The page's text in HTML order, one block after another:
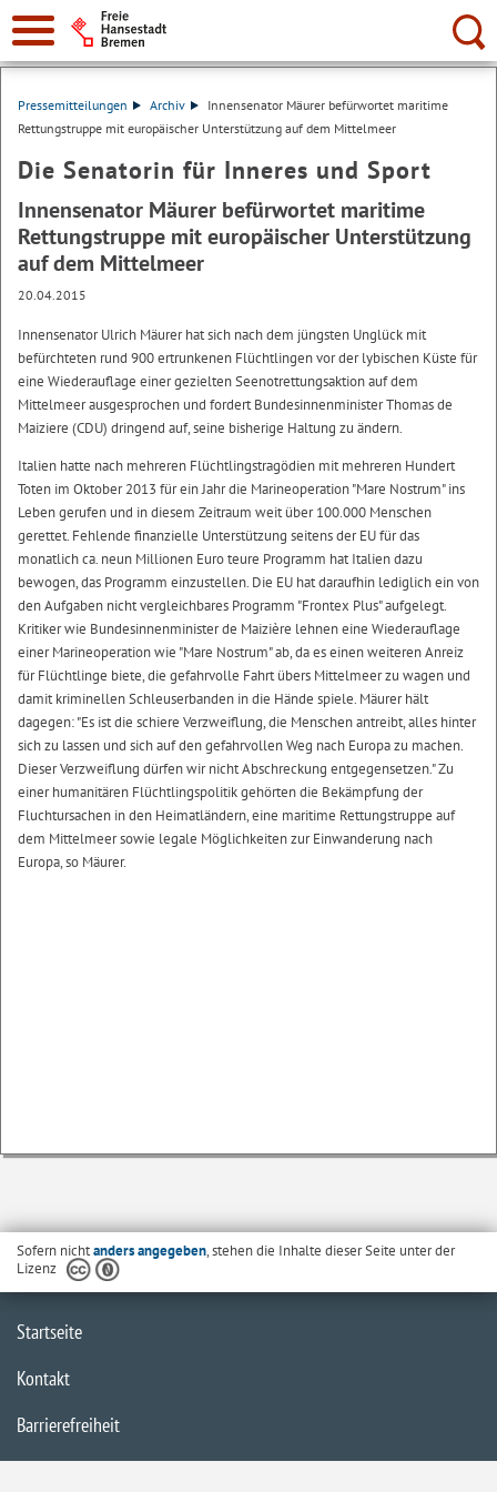
Suche:
Pressemitteilungen Archiv
Innensenator Mäurer befürwortet maritime
Rettungstruppe mit europäischer Unterstützung auf dem Mittelmeer
Die Senatorin für Inneres und Sport
Innensenator Mäurer befürwortet maritime
Rettungstruppe mit europäischer Unterstützung
auf dem Mittelmeer
20.04.2015
Innensenator Ulrich Mäurer hat sich nach dem jüngsten Unglück mit
befürchteten rund 900 ertrunkenen Flüchtlingen vor der lybischen Küste für
eine Wiederauflage einer gezielten Seenotrettungsaktion auf dem
Mittelmeer ausgesprochen und fordert Bundesinnenminister Thomas de
Maiziere (CDU) dringend auf, seine bisherige Haltung zu ändern.
Italien hatte nach mehreren Flüchtlingstragödien mit mehreren Hundert
Toten im Oktober 2013 für ein Jahr die Marineoperation "Mare Nostrum" ins
Leben gerufen und in diesem Zeitraum weit über 100.000 Menschen
gerettet. Fehlende finanzielle Unterstützung seitens der EU für das
monatlich ca. neun Millionen Euro teure Programm hat Italien dazu
bewogen, das Programm einzustellen. Die EU hat daraufhin lediglich ein von
den Aufgaben nicht vergleichbares Programm "Frontex Plus" aufgelegt.
Kritiker wie Bundesinnenminister de Maizière lehnen eine Wiederauflage
einer Marineoperation wie "Mare Nostrum" ab, da es einen weiteren Anreiz
für Flüchtlinge biete, die gefahrvolle Fahrt übers Mittelmeer zu wagen und
damit kriminellen Schleuserbanden in die Hände spiele. Mäurer hält
dagegen: "Es ist die schiere Verzweiflung, die Menschen antreibt, alles hinter
sich zu lassen und sich auf den gefahrvollen Weg nach Europa zu machen.
Dieser Verzweiflung dürfen wir nicht Abschreckung entgegensetzen." Zu
einer humanitären Flüchtlingspolitik gehörten die Bekämpfung der
Fluchtursachen in den Heimatländern, eine maritime Rettungstruppe auf
dem Mittelmeer sowie legale Möglichkeiten zur Einwanderung nach
Europa, so Mäurer.
Sofern nichtanders angegeben, stehen die Inhalte dieser Seite unter der
Lizenz
Startseite
Kontakt
Barrierefreiheit